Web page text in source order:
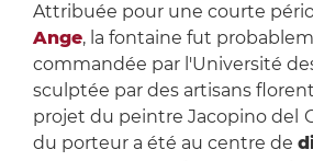
Attribuée pour une courte
Ange, la fontaine fut
commandée par l'Université
sculptée par des artisans
projet du peintre Jacopino del
du porteur a été au centre de